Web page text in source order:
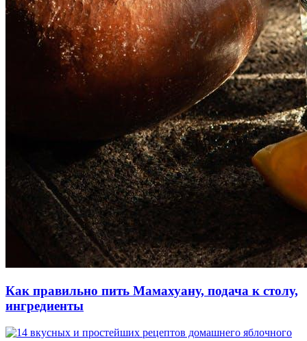
Как правильно пить Мамахуану, подача к столу,
ингредиенты